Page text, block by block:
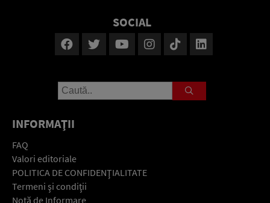
SOCIAL
INFORMAŢII
FAQ
Valori editoriale
POLITICA DE CONFIDENŢIALITATE
Termeni şi condiţii
Notă de Informare